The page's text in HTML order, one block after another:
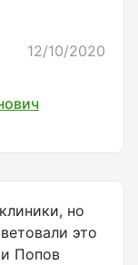
12/10/2020
но
это
и Попов